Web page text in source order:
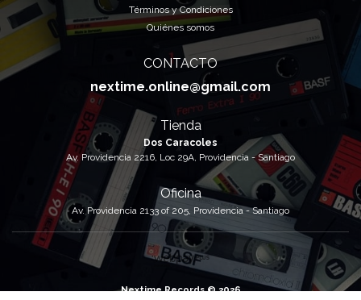
Términos y Condiciones
Quiénes somos
CONTACTO
nextime.online@gmail.com
Tienda
Dos Caracoles
Av. Providencia 2216, Loc 29A, Providencia - Santiago
Oficina
Av. Providencia 2133 of 205, Providencia - Santiago
Nextime Records © 2026